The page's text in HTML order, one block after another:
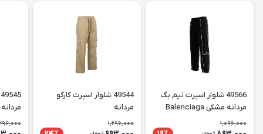
49566 شلوار اسپرت نیم بگ
مردانه مشکی Balenciaga
1,096,000
49544 شلوار اسپرت کارگو
مردانه
1,296,000